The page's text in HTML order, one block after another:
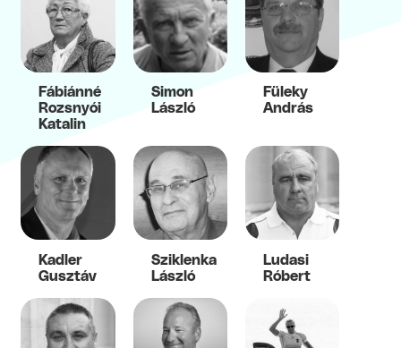
Fábiánné
Rozsnyói
Katalin
Simon
László
Füleky
András
Kadler
Gusztáv
Sziklenka
László
Ludasi
Róbert